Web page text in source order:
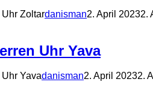
Zoltardanisman2. April 20232.
Uhr Yava
Yavadanisman2. April 20232.